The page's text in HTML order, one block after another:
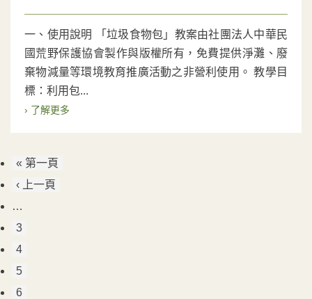
一、使用說明 「垃圾食物包」教案由社團法人中華民
國荒野保護協會製作與版權所有，免費提供淨灘、廢
棄物減量等環境教育推廣活動之非營利使用。 教學目
標：利用包...
› 了解更多
« 第一頁
‹ 上一頁
…
3
4
5
6